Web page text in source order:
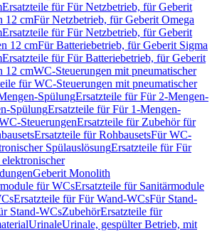
Ersatzteile für Für Netzbetrieb, für Geberit
12 cmFür Netzbetrieb, für Geberit Omega
Ersatzteile für Für Netzbetrieb, für Geberit
12 cmFür Batteriebetrieb, für Geberit Sigma
Ersatzteile für Für Batteriebetrieb, für Geberit
12 cmWC-Steuerungen mit pneumatischer
für WC-Steuerungen mit pneumatischer
SpülungErsatzteile für Für 2-Mengen-
SpülungErsatzteile für Für 1-Mengen-
SteuerungenErsatzteile für Zubehör für
Ersatzteile für RohbausetsFür WC-
SpülauslösungErsatzteile für Für
Geberit Monolith
für WCsErsatzteile für Sanitärmodule
Ersatzteile für Für Wand-WCsFür Stand-
Stand-WCsZubehörErsatzteile für
UrinaleUrinale, gespülter Betrieb, mit